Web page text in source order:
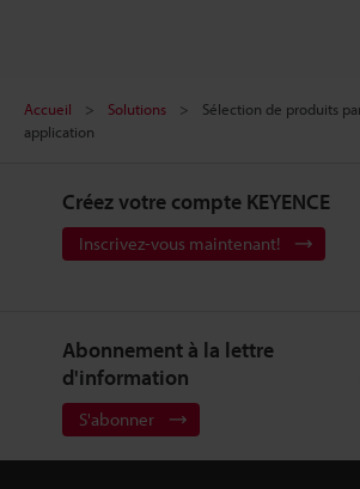
Accueil Solutions
Sélection de produits
application
Créez votre compte KEYENCE
Inscrivez-vous maintenant!
Abonnement à la lettre
d'information
S'abonner